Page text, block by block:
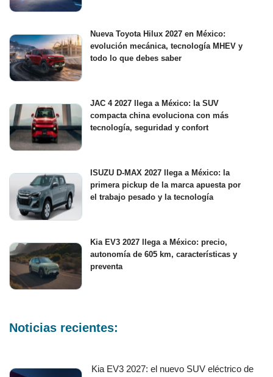
Nueva Toyota Hilux 2027 en México:
evolución mecánica, tecnología MHEV y
todo lo que debes saber
JAC 4 2027 llega a México: la SUV
compacta china evoluciona con más
tecnología, seguridad y confort
ISUZU D-MAX 2027 llega a México: la
primera pickup de la marca apuesta por
el trabajo pesado y la tecnología
Kia EV3 2027 llega a México: precio,
autonomía de 605 km, características y
preventa
Noticias recientes:
Kia EV3 2027: el nuevo SUV eléctrico de